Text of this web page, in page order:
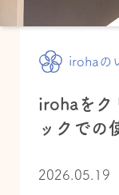
irohaの
irohaをク
ックでの
2026.05.19